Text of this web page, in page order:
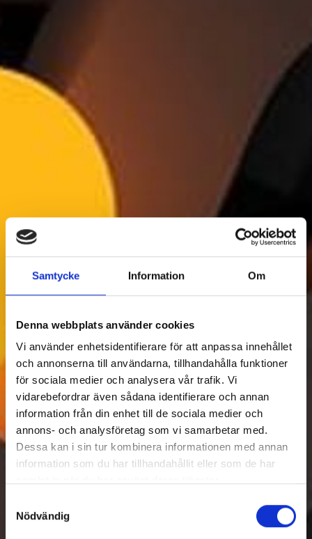
Samtycke Information Om
Denna webbplats använder cookies
Vi använder enhetsidentifierare för att anpassa innehållet
och annonserna till användarna, tillhandahålla funktioner
för sociala medier och analysera vår trafik. Vi
vidarebefordrar även sådana identifierare och annan
information från din enhet till de sociala medier och
annons- och analysföretag som vi samarbetar med.
Dessa kan i sin tur kombinera informationen med annan
information som du har tillhandahållit eller som de har
Nödvändig